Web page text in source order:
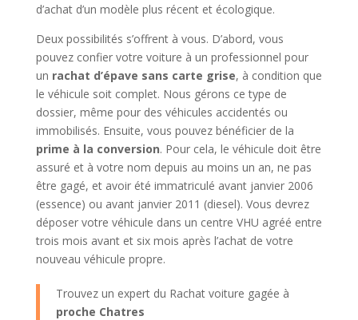
d’achat d’un modèle plus récent et écologique.
Deux possibilités s’offrent à vous. D’abord, vous
pouvez confier votre voiture à un professionnel pour
un rachat d’épave sans carte grise, à condition que
le véhicule soit complet. Nous gérons ce type de
dossier, même pour des véhicules accidentés ou
immobilisés. Ensuite, vous pouvez bénéficier de la
prime à la conversion. Pour cela, le véhicule doit être
assuré et à votre nom depuis au moins un an, ne pas
être gagé, et avoir été immatriculé avant janvier 2006
(essence) ou avant janvier 2011 (diesel). Vous devrez
déposer votre véhicule dans un centre VHU agréé entre
trois mois avant et six mois après l’achat de votre
nouveau véhicule propre.
Trouvez un expert du Rachat voiture gagée à
proche Chatres